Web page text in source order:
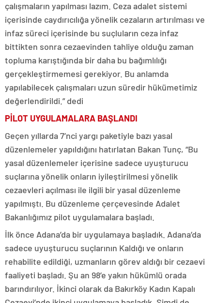
çalışmaların yapılması lazım. Ceza adalet sistemi
içerisinde caydırıcılığa yönelik cezaların artırılması ve
infaz süreci içerisinde bu suçluların ceza infaz
bittikten sonra cezaevinden tahliye olduğu zaman
topluma karıştığında bir daha bu bağımlılığı
gerçekleştirmemesi gerekiyor. Bu anlamda
yapılabilecek çalışmaları uzun süredir hükümetimiz
değerlendirildi.” dedi
PİLOT UYGULAMALARA BAŞLANDI
Geçen yıllarda 7’nci yargı paketiyle bazı yasal
düzenlemeler yapıldığını hatırlatan Bakan Tunç, “Bu
yasal düzenlemeler içerisine sadece uyuşturucu
suçlarına yönelik onların iyileştirilmesi yönelik
cezaevleri açılması ile ilgili bir yasal düzenleme
yapılmıştı. Bu düzenleme çerçevesinde Adalet
Bakanlığımız pilot uygulamalara başladı.
İlk önce Adana’da bir uygulamaya başladık. Adana’da
sadece uyuşturucu suçlarının Kaldığı ve onların
rehabilite edildiği, uzmanların görev aldığı bir cezaevi
faaliyeti başladı. Şu an 98’e yakın hükümlü orada
barındırılıyor. İkinci olarak da Bakırköy Kadın Kapalı